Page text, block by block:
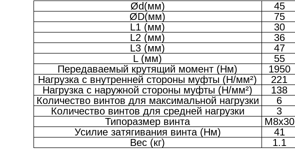
Ød(мм)
45
ØD(мм)
75
L1 (мм)
30
L2 (мм)
36
L3 (мм)
47
L (мм)
55
Передаваемый крутящий момент (Нм)
1950
Нагрузка с внутренней стороны муфты (Н/мм²)
221
Нагрузка с наружной стороны муфты (Н/мм²)
138
Количество винтов для максимальной нагрузки
6
Количество винтов для средней нагрузки
3
Типоразмер винта
M8x30
Усилие затягивания винта (Нм)
41
Вес (кг)
1.1